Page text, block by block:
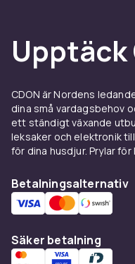
Upptäck
CDON är Nordens
dina små vardagsbehov
ett ständigt växande
leksaker och elektronik
för dina husdjur. Prylar
Betalningsalternativ
Säker betalning